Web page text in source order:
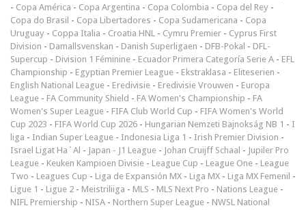
- Copa América - Copa Argentina - Copa Colombia - Copa del Rey -
Copa do Brasil - Copa Libertadores - Copa Sudamericana - Copa
Uruguay - Coppa Italia - Croatia HNL - Cymru Premier - Cyprus First
Division - Damallsvenskan - Danish Superligaen - DFB-Pokal - DFL-
Supercup - Division 1 Féminine - Ecuador Primera Categoría Serie A - EFL
Championship - Egyptian Premier League - Ekstraklasa - Eliteserien -
English National League - Eredivisie - Eredivisie Vrouwen - Europa
League - FA Community Shield - FA Women's Championship - FA
Women's Super League - FIFA Club World Cup - FIFA Women's World
Cup 2023 - FIFA World Cup 2026 - Hungarian Nemzeti Bajnokság NB 1 - I
liga - Indian Super League - Indonesia Liga 1 - Irish Premier Division -
Israel Ligat Ha`Al - Japan - J1 League - Johan Cruijff Schaal - Jupiler Pro
League - Keuken Kampioen Divisie - League Cup - League One - League
Two - Leagues Cup - Liga de Expansión MX - Liga MX - Liga MX Femenil -
Ligue 1 - Ligue 2 - Meistriliiga - MLS - MLS Next Pro - Nations League -
NIFL Premiership - NISA - Northern Super League - NWSL National